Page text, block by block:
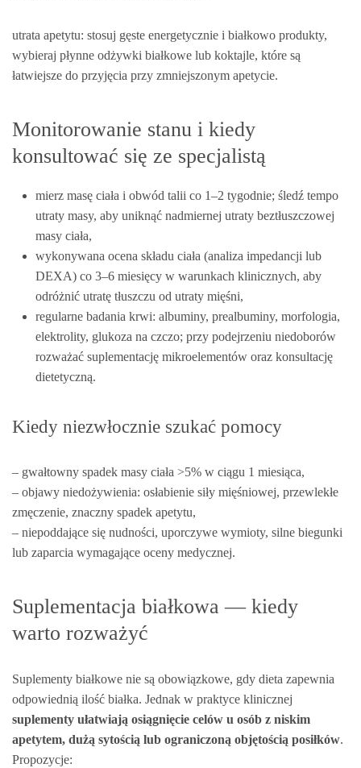
utrata apetytu: stosuj gęste energetycznie i białkowo produkty,
wybieraj płynne odżywki białkowe lub koktajle, które są
łatwiejsze do przyjęcia przy zmniejszonym apetycie.
Monitorowanie stanu i kiedy
konsultować się ze specjalistą
mierz masę ciała i obwód talii co 1–2 tygodnie; śledź tempo
utraty masy, aby uniknąć nadmiernej utraty beztłuszczowej
masy ciała,
wykonywana ocena składu ciała (analiza impedancji lub
DEXA) co 3–6 miesięcy w warunkach klinicznych, aby
odróżnić utratę tłuszczu od utraty mięśni,
regularne badania krwi: albuminy, prealbuminy, morfologia,
elektrolity, glukoza na czczo; przy podejrzeniu niedoborów
rozważać suplementację mikroelementów oraz konsultację
dietetyczną.
Kiedy niezwłocznie szukać pomocy
– gwałtowny spadek masy ciała >5% w ciągu 1 miesiąca,
– objawy niedożywienia: osłabienie siły mięśniowej, przewlekłe
zmęczenie, znaczny spadek apetytu,
– niepoddające się nudności, uporczywe wymioty, silne biegunki
lub zaparcia wymagające oceny medycznej.
Suplementacja białkowa — kiedy
warto rozważyć
Suplementy białkowe nie są obowiązkowe, gdy dieta zapewnia
odpowiednią ilość białka. Jednak w praktyce klinicznej
suplementy ułatwiają osiągnięcie celów u osób z niskim
apetytem, dużą sytością lub ograniczoną objętością posiłków.
Propozycje: